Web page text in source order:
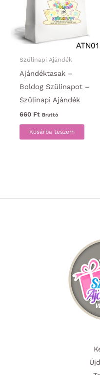
Szülinapi Ajándék
Ajándéktasak –
Boldog Szülinapot –
Szülinapi Ajándék
660 Ft Bruttó
Kosárba teszem